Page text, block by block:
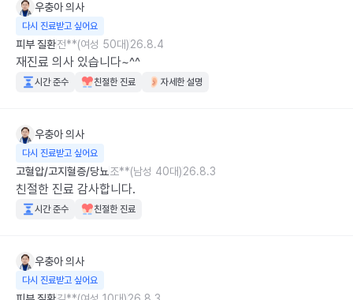
우충아의사
다시 진료받고 싶어요
피부 질환전**(여성 50대)26.8.4
재진료 의사 있습니다~^^
시간 준수 친절한 진료 자세한 설명
우충아의사
다시 진료받고 싶어요
고혈압/고지혈증/당뇨조**(남성 40대)26.8.3
친절한 진료 감사합니다.
시간 준수 친절한 진료
우충아의사
다시 진료받고 싶어요